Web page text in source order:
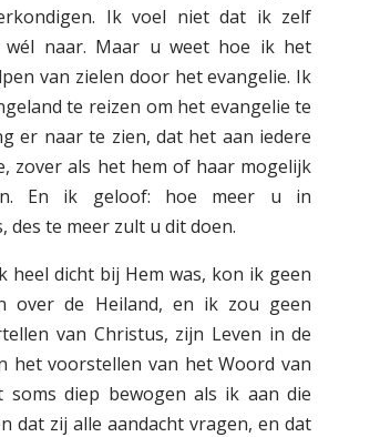
Ik voel niet dat ik zelf
naar. Maar u weet hoe ik het
van zielen door het evangelie. Ik
te reizen om het evangelie te
er naar te zien, dat het aan iedere
zover als het hem of haar mogelijk
En ik geloof: hoe meer u in
te meer zult u dit doen.
heel dicht bij Hem was, kon ik geen
over de Heiland, en ik zou geen
van Christus, zijn Leven in de
het voorstellen van het Woord van
diep bewogen als ik aan die
dat zij alle aandacht vragen, en dat